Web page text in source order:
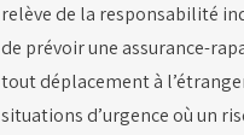
relève de la responsabilité
de prévoir une assurance-
tout déplacement à
situations d’urgence où un